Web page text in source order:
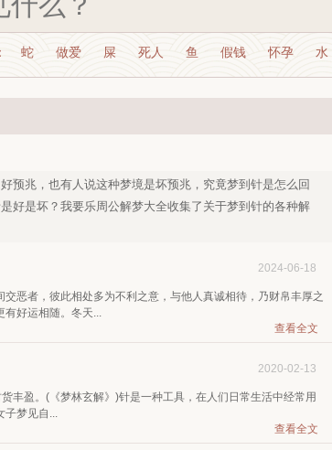
蛇 做爱 屎 死人 鱼 假钱 怀孕 水
预兆，也有人说这种梦境是坏预兆，究竟梦到针是怎么回
好是坏？我要乐周公解梦大全收集了关于梦到针的各种解
2024-06-18
恶者，彼此相处多为不利之意，与他人真诚相待，乃财帛丰厚之
有好运相随。冬天...
查看全文
2020-02-13
丰盈。(《梦林玄解》)针是一种工具，在人们日常生活中经常用
子梦见自...
查看全文